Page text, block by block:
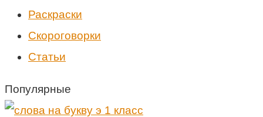
Раскраски
Скороговорки
Статьи
Популярные